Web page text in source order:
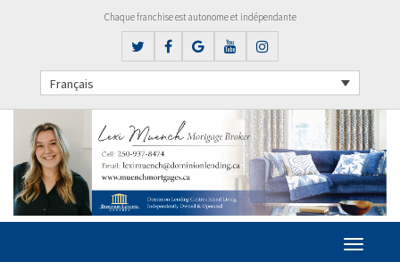
Chaque franchise est autonome et indépendante
Français